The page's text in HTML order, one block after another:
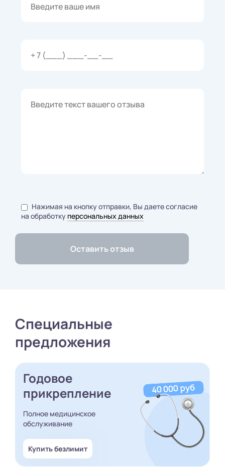
Нажимая на кнопку отправки, Вы даете согласие
на обработку персональных данных
Специальные
предложения
Годовое
прикрепление
Полное медицинское
обслуживание
Купить безлимит